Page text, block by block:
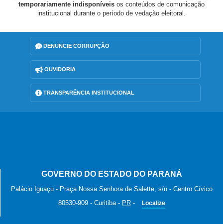
temporariamente indisponíveis os conteúdos de comunicação
institucional durante o período de vedação eleitoral.
DENUNCIE CORRUPÇÃO
OUVIDORIA
TRANSPARÊNCIA INSTITUCIONAL
GOVERNO DO ESTADO DO PARANÁ
Palácio Iguaçu - Praça Nossa Senhora de Salette, s/n - Centro Cívico
80530-909 - Curitiba- PR - Localize